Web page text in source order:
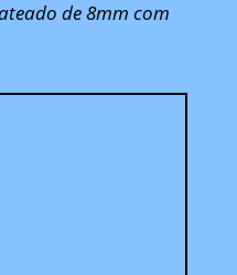
de 8mm com